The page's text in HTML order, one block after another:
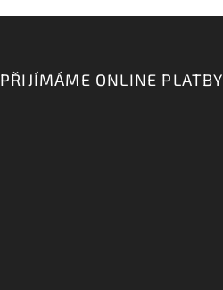
PŘIJÍMÁME ONLINE PLATBY